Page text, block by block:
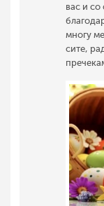
вас и со
многу
сите,